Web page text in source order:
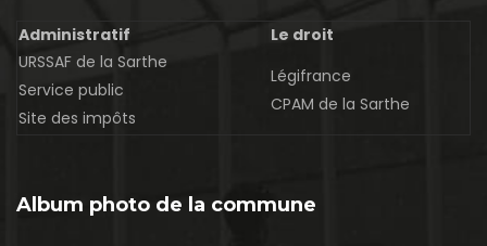
Administratif
Le droit
URSSAF de la Sarthe
Service public
Site des impôts
Légifrance
CPAM de la Sarthe
Album photo de la commune